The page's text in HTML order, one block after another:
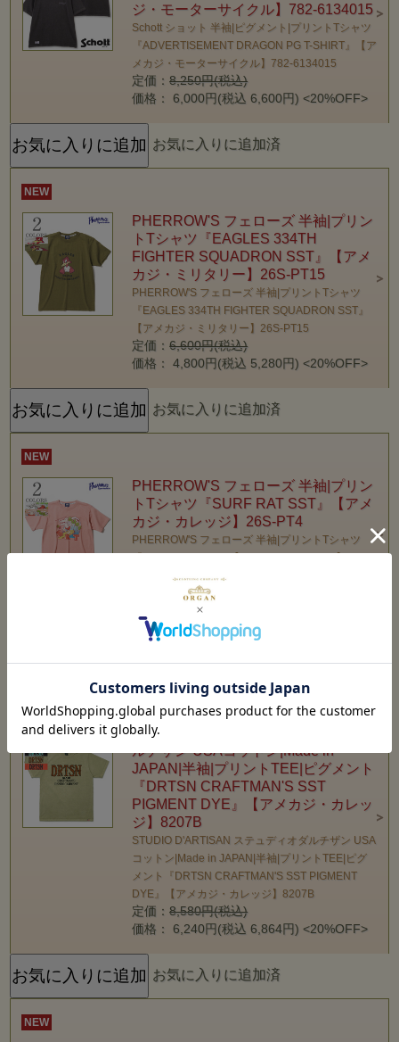
ジ・モーターサイクル】782-6134015
Schott ショット 半袖|ピグメント|プリントTシャツ
『ADVERTISEMENT DRAGON PG T-SHIRT』【ア
メカジ・モーターサイクル】782-6134015
定価：8,250円(税込)
価格： 6,000円(税込 6,600円)<20%OFF>
お気に入りに追加済
NEW
PHERROW'S フェローズ 半袖|プリン
トTシャツ『EAGLES 334TH
FIGHTER SQUADRON SST』【アメ
カジ・ミリタリー】26S-PT15
PHERROW'S フェローズ 半袖|プリントTシャツ
『EAGLES 334TH FIGHTER SQUADRON SST』
【アメカジ・ミリタリー】26S-PT15
定価：6,600円(税込)
価格： 4,800円(税込 5,280円)<20%OFF>
お気に入りに追加済
NEW
PHERROW'S フェローズ 半袖|プリン
トTシャツ『SURF RAT SST』【アメ
カジ・カレッジ】26S-PT4
PHERROW'S フェローズ 半袖|プリントTシャツ
7,480円(税込)
価格： 5,440円(税込 5,984円)
NEW
STUDIO D'ARTISAN ステュディオダ
ルチザン USAコットン|Made in
JAPAN|半袖|プリントTEE|ピグメント
『DRTSN CRAFTMAN'S SST
PIGMENT DYE』【アメカジ・カレッ
ジ】8207B
STUDIO D'ARTISAN ステュディオダルチザン USA
コットン|Made in JAPAN|半袖|プリントTEE|ピグ
メント『DRTSN CRAFTMAN'S SST PIGMENT
DYE』【アメカジ・カレッジ】8207B
定価：8,580円(税込)
価格： 6,240円(税込 6,864円)<20%OFF>
お気に入りに追加済
NEW